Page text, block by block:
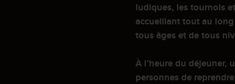
ludiques, les tournois
accueillant tout au
tous âges et de tous
À l’heure du déjeuner,
personnes de